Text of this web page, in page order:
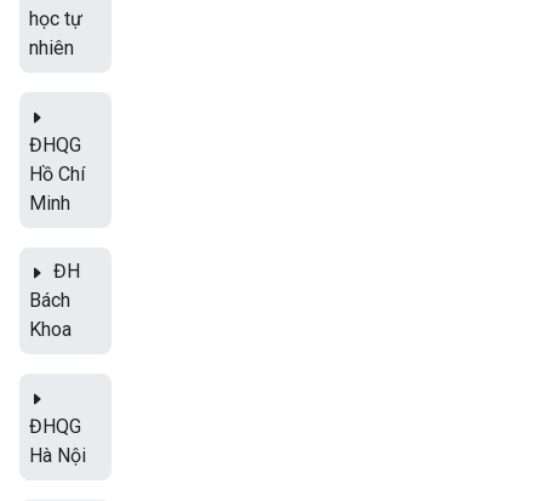
học tự
nhiên
ĐHQG
Hồ Chí
Minh
ĐH
Bách
Khoa
ĐHQG
Hà Nội